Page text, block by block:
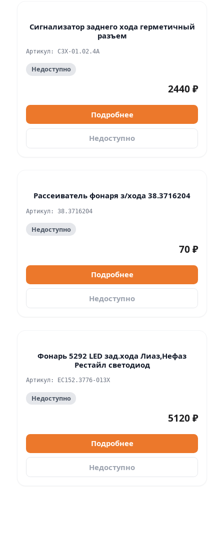
Сигнализатор заднего хода герметичный
разъем
Артикул: СЗХ-01.02.4А
Недоступно
2440 ₽
Подробнее
Недоступно
Рассеиватель фонаря з/хода 38.3716204
Артикул: 38.3716204
Недоступно
70 ₽
Подробнее
Недоступно
Фонарь 5292 LED зад.хода Лиаз,Нефаз
Рестайл светодиод
Артикул: ЕС152.3776-01ЗХ
Недоступно
5120 ₽
Подробнее
Недоступно